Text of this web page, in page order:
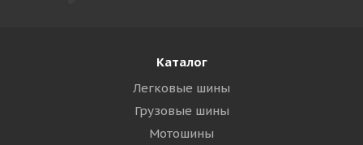
Каталог
Легковые шины
Грузовые шины
Мотошины